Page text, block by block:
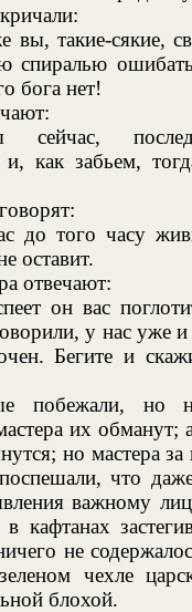
такие-сякие,
спиралью
бога нет!
и, как забьем,
до того часу
оставит.
отвечают:
он вас
у нас уже и
Бегите и
побежали, но
их обманут;
но мастера
что
важному
кафтанах
не
чехле
блохой.